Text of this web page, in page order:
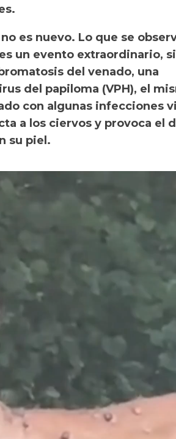
es nuevo. Lo que se
un evento extraordinario,
del venado, una
del papiloma (VPH), el
con algunas infecciones
a los ciervos y provoca el
su piel.